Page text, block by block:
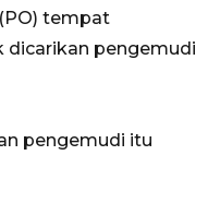
tempat
dicarikan pengemudi
pengemudi itu